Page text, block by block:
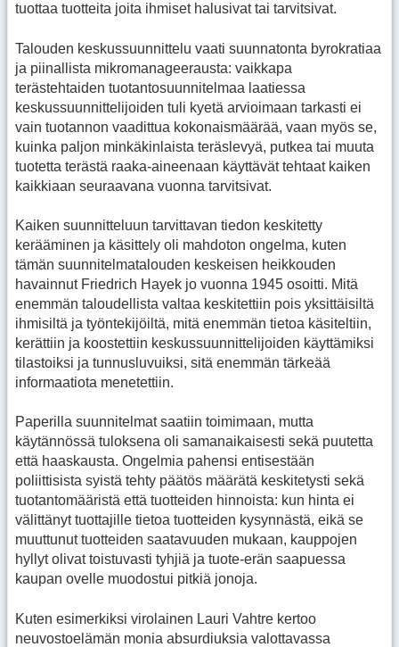
tuottaa tuotteita joita ihmiset halusivat tai tarvitsivat.
Talouden keskussuunnittelu vaati suunnatonta byrokratiaa
ja piinallista mikromanageerausta: vaikkapa
terästehtaiden tuotantosuunnitelmaa laatiessa
keskussuunnittelijoiden tuli kyetä arvioimaan tarkasti ei
vain tuotannon vaadittua kokonaismäärää, vaan myös se,
kuinka paljon minkäkinlaista teräslevyä, putkea tai muuta
tuotetta terästä raaka-aineenaan käyttävät tehtaat kaiken
kaikkiaan seuraavana vuonna tarvitsivat.
Kaiken suunnitteluun tarvittavan tiedon keskitetty
kerääminen ja käsittely oli mahdoton ongelma, kuten
tämän suunnitelmatalouden keskeisen heikkouden
havainnut Friedrich Hayek jo vuonna 1945 osoitti. Mitä
enemmän taloudellista valtaa keskitettiin pois yksittäisiltä
ihmisiltä ja työntekijöiltä, mitä enemmän tietoa käsiteltiin,
kerättiin ja koostettiin keskussuunnittelijoiden käyttämiksi
tilastoiksi ja tunnusluvuiksi, sitä enemmän tärkeää
informaatiota menetettiin.
Paperilla suunnitelmat saatiin toimimaan, mutta
käytännössä tuloksena oli samanaikaisesti sekä puutetta
että haaskausta. Ongelmia pahensi entisestään
poliittisista syistä tehty päätös määrätä keskitetysti sekä
tuotantomääristä että tuotteiden hinnoista: kun hinta ei
välittänyt tuottajille tietoa tuotteiden kysynnästä, eikä se
muuttunut tuotteiden saatavuuden mukaan, kauppojen
hyllyt olivat toistuvasti tyhjiä ja tuote-erän saapuessa
kaupan ovelle muodostui pitkiä jonoja.
Kuten esimerkiksi virolainen Lauri Vahtre kertoo
neuvostoelämän monia absurdiuksia valottavassa